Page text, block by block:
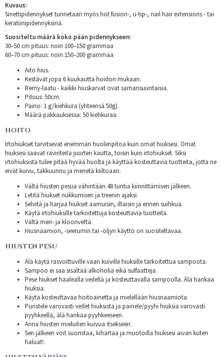
Kuvaus:
Sinettipidennykset tunnetaan myös hot fusion-, u-tip-, nail hair extensions - tai
keratiinipidennyksinä.
Suositeltu määrä koko pään pidennykseen:
30–50 cm pituus: noin 100–150 grammaa
60–70 cm pituus: noin 150–200 grammaa
Aito hius.
Kestävät jopa 6 kuukautta hoidon mukaan.
Remy-laatu - kaikki hiuskarvat ovat samansuuntaisia.
Pituus: 50cm.
Paino: 1 g/kiehkura (yhteensä 50g).
Määrä pakkauksessa: 50 kiehkuraa .
HOITO
Irtohiukset tarvitsevat enemmän huolenpitoa kuin omat hiuksesi. Omat
hiuksesi saavat ravinteita juurten kautta, toisin kuin irtohiukset. Siksi
irtohiuksista tulee pitää hyvää huolta ja käyttää kosteuttavia tuotteita, jotta ne
eivät kuivu, takkuunnu ja menetä kiiltoaan.
Vältä hiusten pesua vähintään 48 tuntia kiinnittämisen jälkeen.
Letitä hiukset nukkumisen ja treenin ajaksi.
Selvitä ja harjaa hiukset aamuisin, iltaisin ja ennen suihkua.
Käytä irtohiuksille tarkoitettuja kosteuttavia tuotteita.
Vältä meri- ja kloorivettä.
Hiusnaamion, -seerumin tai -öljyn käyttö on suositeltavaa.
HIUSTEN PESU
Älä käytä rasvoittuville vaan kuiville hiuksille tarkoitettua sampoota.
Sampoo ei saa sisältää alkoholia eikä sulfaatteja.
Pese hiukset haalealla vedellä ja kosteuttavalla sampoolla. Älä hankaa
hiuksia.
Käytä kosteuttavaa hoitoainetta ja mielellään hiusnaamiota.
Puristele varovasti vedet hiuksista ja painele/pyyhi hiuksia varovasti
pyyhkeellä, älä hankaa pyyhkeeseen.
Anna hiusten mieluiten kuivua itsekseen.
Sen jälkeen voit suoristaa, kihartaa ja muotoilla hiuksesi aivan kuten
haluat!.